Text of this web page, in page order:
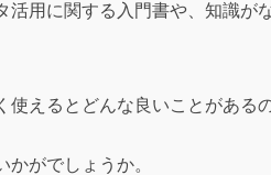
用に関する入門書や、知識が
使えるとどんな良いことがある
がでしょうか。